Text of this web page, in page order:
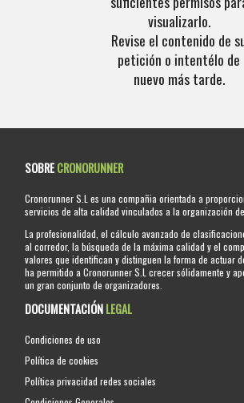
visualizarlo.
Revise el contenido de
petición o intentélo de
nuevo más tarde.
SOBRECRONORUNNER
Cronorunner S.L es una compañia orientada a
servicios de alta calidad vinculados a la organización
La profesionalidad, el cálculo avanzado de
al corredor, la búsqueda de la máxima calidad y el
valores que identifican y distinguen la forma de actuar
ha permitido a Cronorunner S.L crecer sólidamente y
un gran conjunto de organizadores.
DOCUMENTACIÓNLEGAL
Condiciones de uso
Política de cookies
Política privacidad redes sociales